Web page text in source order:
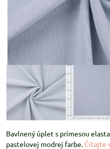
Bavlnený úplet s prímesou
pastelovej modrej farbe. Čítajte